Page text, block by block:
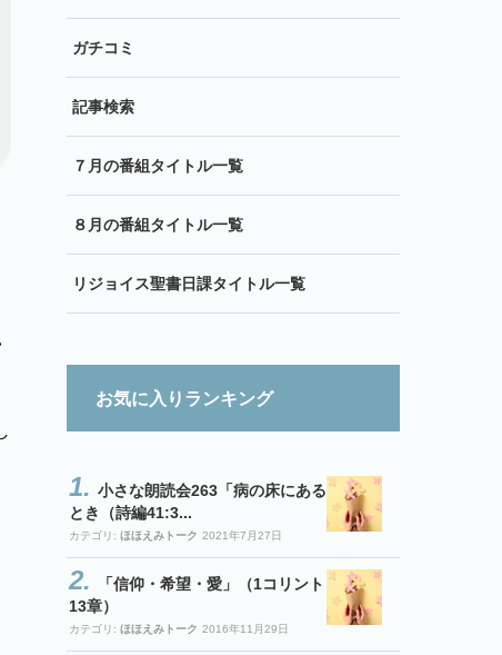
ガチコミ
記事検索
７月の番組タイトル一覧
８月の番組タイトル一覧
リジョイス聖書日課タイトル一覧
お気に入りランキング
小さな朗読会263「病の床にある
とき（詩編41:3...
カテゴリ: ほほえみトーク 2021年7月27日
「信仰・希望・愛」（1コリント
13章）
カテゴリ: ほほえみトーク 2016年11月29日